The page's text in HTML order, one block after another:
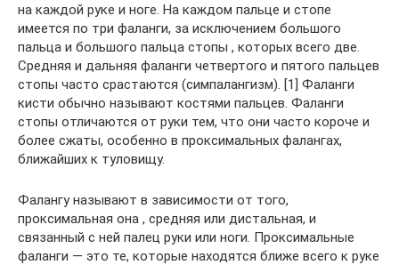
на каждой руке и ноге. На каждом пальце и стопе
имеется по три фаланги, за исключением большого
пальца и большого пальца стопы , которых всего две.
Средняя и дальняя фаланги четвертого и пятого пальцев
стопы часто срастаются (симпалангизм). [1] Фаланги
кисти обычно называют костями пальцев. Фаланги
стопы отличаются от руки тем, что они часто короче и
более сжаты, особенно в проксимальных фалангах,
ближайших к туловищу.
Фалангу называют в зависимости от того,
проксимальная она , средняя или дистальная, и
связанный с ней палец руки или ноги. Проксимальные
фаланги — это те, которые находятся ближе всего к руке